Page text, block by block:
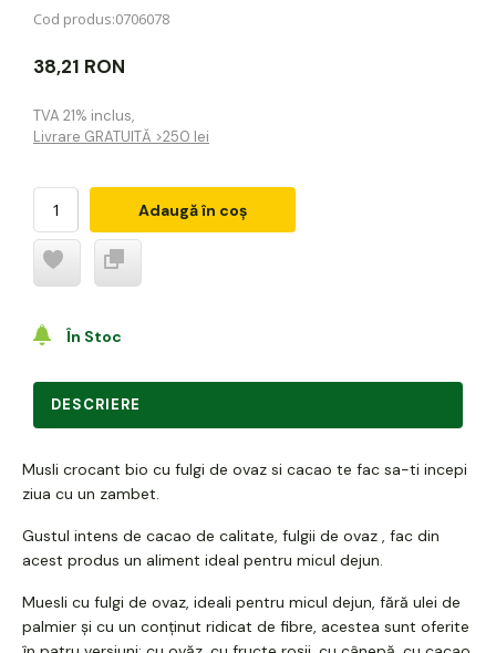
Cod produs:0706078
38,21 RON
TVA 21% inclus,
Livrare GRATUITĂ >250 lei
Adaugă în coș
În Stoc
DESCRIERE
Musli crocant bio cu fulgi de ovaz si cacao te fac sa-ti incepi
ziua cu un zambet.
Gustul intens de cacao de calitate, fulgii de ovaz , fac din
acest produs un aliment ideal pentru micul dejun.
Muesli cu fulgi de ovaz, ideali pentru micul dejun, fără ulei de
palmier și cu un conținut ridicat de fibre, acestea sunt oferite